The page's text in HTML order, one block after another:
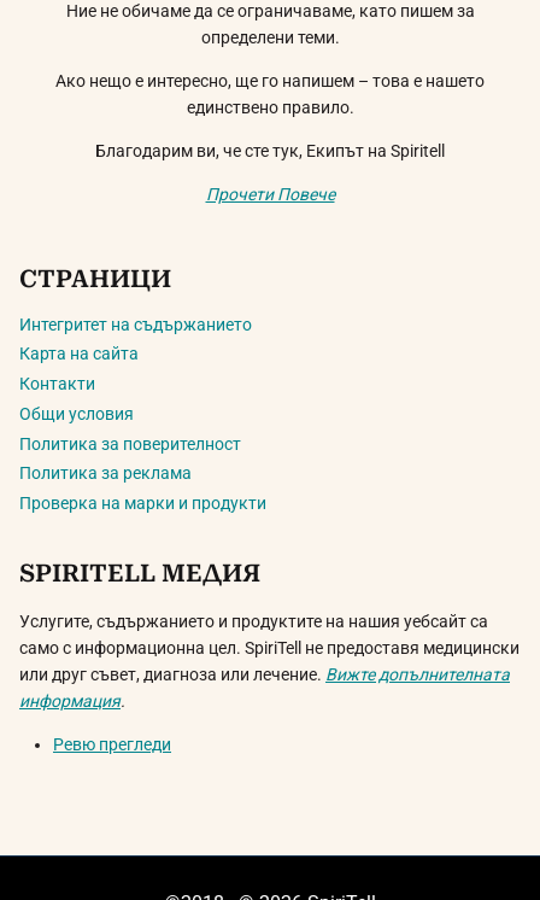
Ние не обичаме да се ограничаваме, като пишем за
определени теми.
Ако нещо е интересно, ще го напишем – това е нашето
единствено правило.
Благодарим ви, че сте тук, Екипът на Spiritell
Прочети Повече
СТРАНИЦИ
Интегритет на съдържанието
Карта на сайта
Контакти
Общи условия
Политика за поверителност
Политика за реклама
Проверка на марки и продукти
SPIRITELL МЕДИЯ
Услугите, съдържанието и продуктите на нашия уебсайт са
само с информационна цел. SpiriTell не предоставя медицински
или друг съвет, диагноза или лечение. Вижте допълнителната
информация.
Ревю прегледи